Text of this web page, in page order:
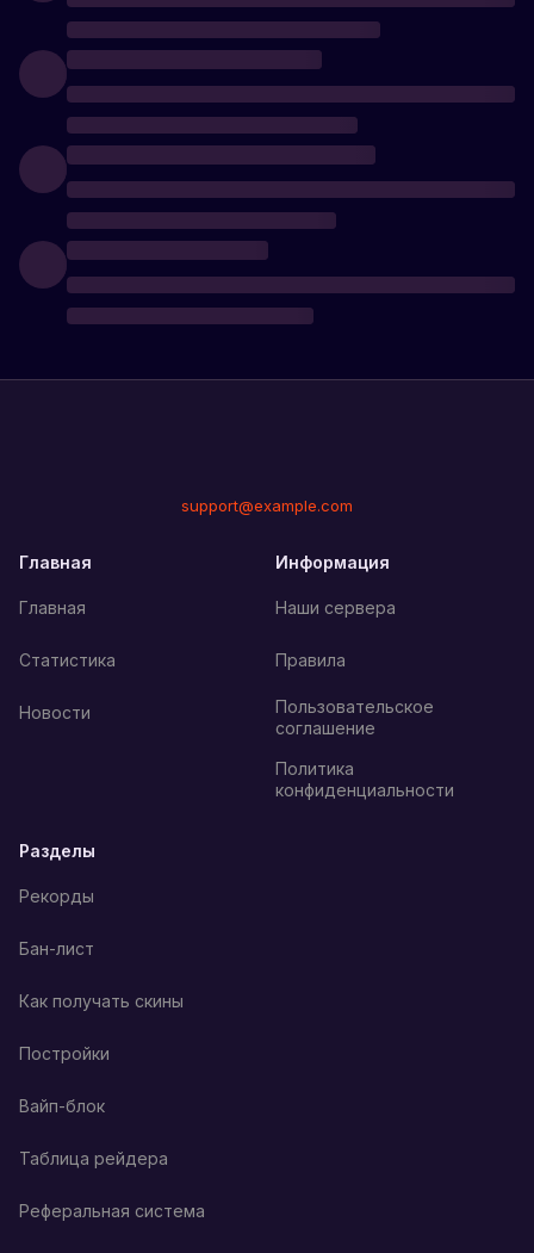
support@example.com
Главная
Главная
Статистика
Новости
Информация
Наши сервера
Правила
Пользовательское
соглашение
Политика
конфиденциальности
Разделы
Рекорды
Бан-лист
Как получать скины
Постройки
Вайп-блок
Таблица рейдера
Реферальная система